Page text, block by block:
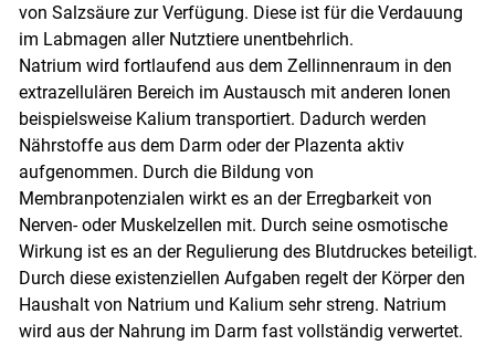
von Salzsäure zur Verfügung. Diese ist für die Verdauung
im Labmagen aller Nutztiere unentbehrlich.
Natrium wird fortlaufend aus dem Zellinnenraum in den
extrazellulären Bereich im Austausch mit anderen Ionen
beispielsweise Kalium transportiert. Dadurch werden
Nährstoffe aus dem Darm oder der Plazenta aktiv
aufgenommen. Durch die Bildung von
Membranpotenzialen wirkt es an der Erregbarkeit von
Nerven- oder Muskelzellen mit. Durch seine osmotische
Wirkung ist es an der Regulierung des Blutdruckes beteiligt.
Durch diese existenziellen Aufgaben regelt der Körper den
Haushalt von Natrium und Kalium sehr streng. Natrium
wird aus der Nahrung im Darm fast vollständig verwertet.